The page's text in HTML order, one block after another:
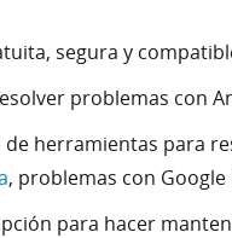
segura y
problemas con
herramientas para
, problemas con Google
para hacer